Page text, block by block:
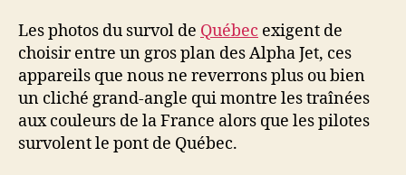
Les photos du survol de Québec exigent de
choisir entre un gros plan des Alpha Jet, ces
appareils que nous ne reverrons plus ou bien
un cliché grand-angle qui montre les traînées
aux couleurs de la France alors que les pilotes
survolent le pont de Québec.